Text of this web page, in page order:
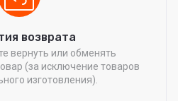
возврата
вернуть или обменять
(за исключение товаров
изготовления).